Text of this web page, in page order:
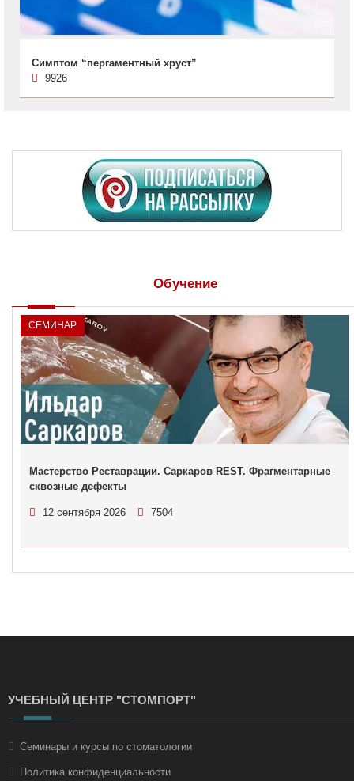
Симптом “пергаментный хруст”
9926
Обучение
СЕМИНАР
Мастерство Реставрации. Саркаров REST. Фрагментарные
сквозные дефекты
12 сентября 2026 7504
УЧЕБНЫЙ ЦЕНТР "СТОМПОРТ"
Семинары и курсы по стоматологии
Политика конфиденциальности